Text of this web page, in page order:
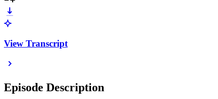
View Transcript
Episode Description